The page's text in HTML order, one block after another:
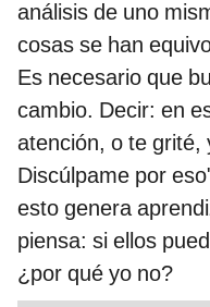
análisis de uno
cosas se han
Es necesario que
cambio. Decir: en
atención, o te grité,
Discúlpame por
esto genera
piensa: si ellos
¿por qué yo no?